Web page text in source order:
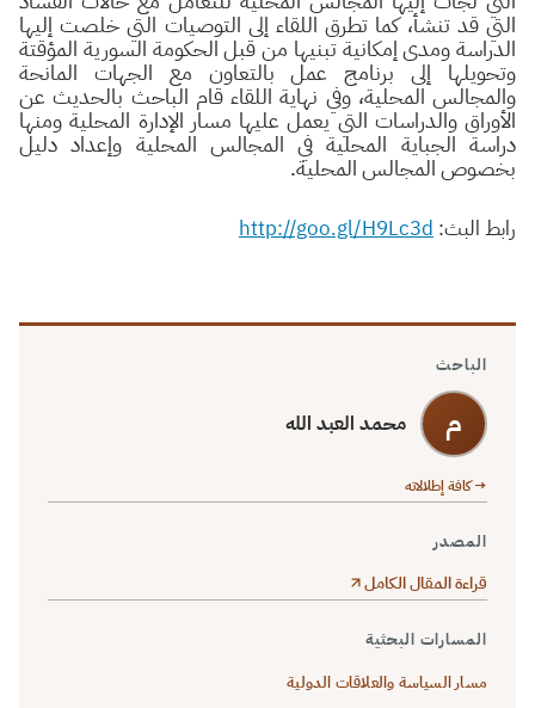
التي قد تنشأ، كما تطرق اللقاء إلى التوصيات التي خلصت إليها
الدراسة ومدى إمكانية تبنيها من قبل الحكومة السورية المؤقتة
وتحويلها إلى برنامج عمل بالتعاون مع الجهات المانحة
والمجالس المحلية، وفي نهاية اللقاء قام الباحث بالحديث عن
الأوراق والدراسات التي يعمل عليها مسار الإدارة المحلية ومنها
دراسة الجباية المحلية في المجالس المحلية وإعداد دليل
بخصوص المجالس المحلية.
رابط البث: http://goo.gl/H9Lc3d
الباحث
م محمد العبد الله
→ كافة إطلالاته
المصدر
قراءة المقال الكامل
المسارات البحثية
مسار السياسة والعلاقات الدولية